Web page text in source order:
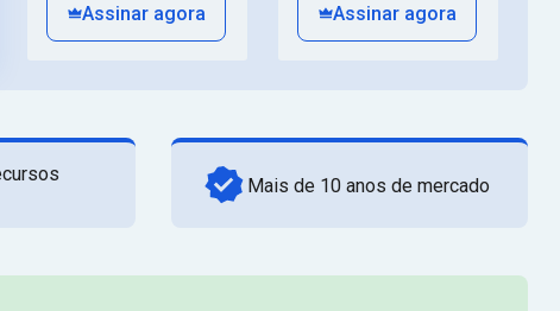
Assinar agora Assinar agora
Mais de 10 anos de mercado